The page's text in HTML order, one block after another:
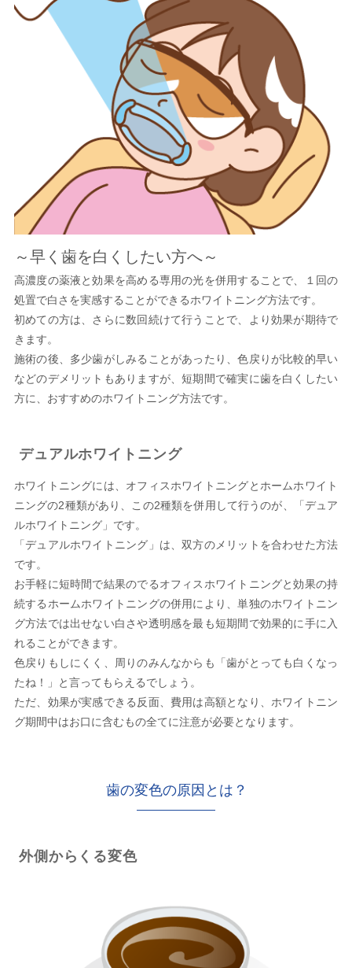
～早く歯を白くしたい方へ～
高濃度の薬液と効果を高める専用の光を併用することで、１回の
処置で白さを実感することができるホワイトニング方法です。
初めての方は、さらに数回続けて行うことで、より効果が期待で
きます。
施術の後、多少歯がしみることがあったり、色戻りが比較的早い
などのデメリットもありますが、短期間で確実に歯を白くしたい
方に、おすすめのホワイトニング方法です。
デュアルホワイトニング
ホワイトニングには、オフィスホワイトニングとホームホワイト
ニングの2種類があり、この2種類を併用して行うのが、「デュア
ルホワイトニング」です。
「デュアルホワイトニング」は、双方のメリットを合わせた方法
です。
お手軽に短時間で結果のでるオフィスホワイトニングと効果の持
続するホームホワイトニングの併用により、単独のホワイトニン
グ方法では出せない白さや透明感を最も短期間で効果的に手に入
れることができます。
色戻りもしにくく、周りのみんなからも「歯がとっても白くなっ
たね！」と言ってもらえるでしょう。
ただ、効果が実感できる反面、費用は高額となり、ホワイトニン
グ期間中はお口に含むもの全てに注意が必要となります。
歯の変色の原因とは？
外側からくる変色